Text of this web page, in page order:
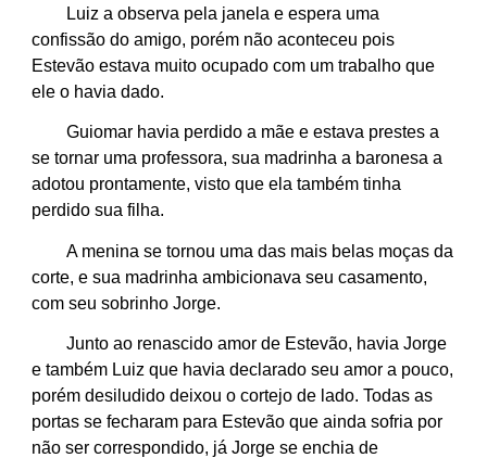
Luiz a observa pela janela e espera uma
confissão do amigo, porém não aconteceu pois
Estevão estava muito ocupado com um trabalho que
ele o havia dado.
Guiomar havia perdido a mãe e estava prestes a
se tornar uma professora, sua madrinha a baronesa a
adotou prontamente, visto que ela também tinha
perdido sua filha.
A menina se tornou uma das mais belas moças da
corte, e sua madrinha ambicionava seu casamento,
com seu sobrinho Jorge.
Junto ao renascido amor de Estevão, havia Jorge
e também Luiz que havia declarado seu amor a pouco,
porém desiludido deixou o cortejo de lado. Todas as
portas se fecharam para Estevão que ainda sofria por
não ser correspondido, já Jorge se enchia de